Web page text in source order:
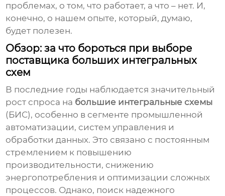
проблемах, о том, что работает, а что – нет. И,
конечно, о нашем опыте, который, думаю,
будет полезен.
Обзор: за что бороться при выборе
поставщика больших интегральных
схем
В последние годы наблюдается значительный
рост спроса на большие интегральные схемы
(БИС), особенно в сегменте промышленной
автоматизации, систем управления и
обработки данных. Это связано с постоянным
стремлением к повышению
производительности, снижению
энергопотребления и оптимизации сложных
процессов. Однако, поиск надежного